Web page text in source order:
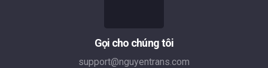
Gọi cho chúng tôi
support@nguyentrans.com